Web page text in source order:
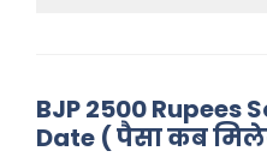
BJP 2500 Rupees
Date ( पैसा कब